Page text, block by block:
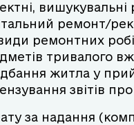
ремонт/
ремонтних
тривалого
житла у
звітів
за надання